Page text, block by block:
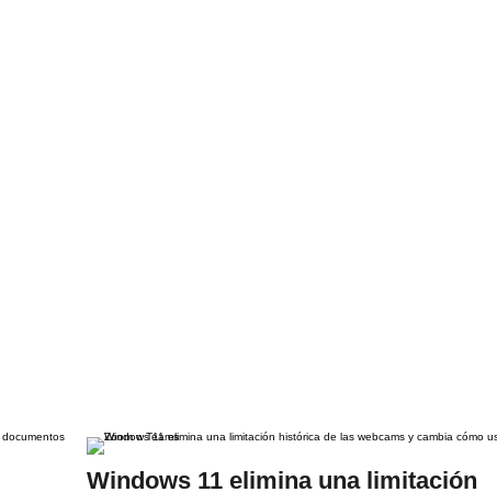
Windows 11 elimina una limitación